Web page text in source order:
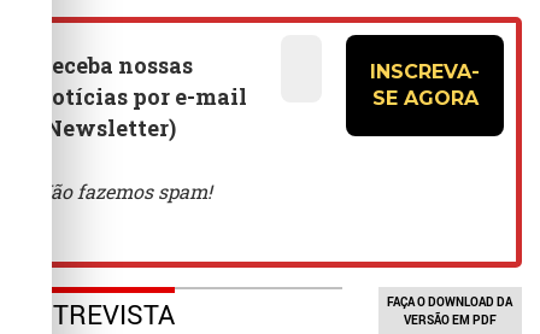
ENTREVISTA
FAÇA O DOWNLOAD DA
VERSÃO EM PDF